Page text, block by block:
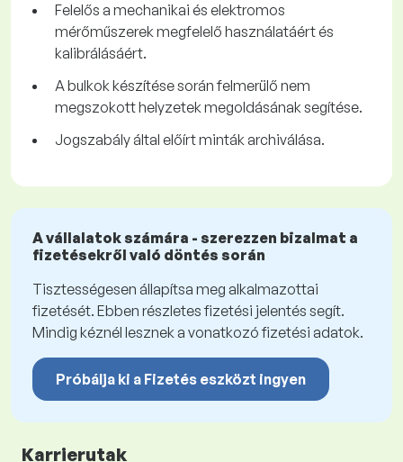
Felelős a mechanikai és elektromos
mérőműszerek megfelelő használatáért és
kalibrálásáért.
A bulkok készítése során felmerülő nem
megszokott helyzetek megoldásának segítése.
Jogszabály által előírt minták archiválása.
A vállalatok számára - szerezzen bizalmat a
fizetésekről való döntés során
Tisztességesen állapítsa meg alkalmazottai
fizetését. Ebben részletes fizetési jelentés segít.
Mindig kéznél lesznek a vonatkozó fizetési adatok.
Próbálja ki a Fizetés eszközt ingyen
Karrierutak